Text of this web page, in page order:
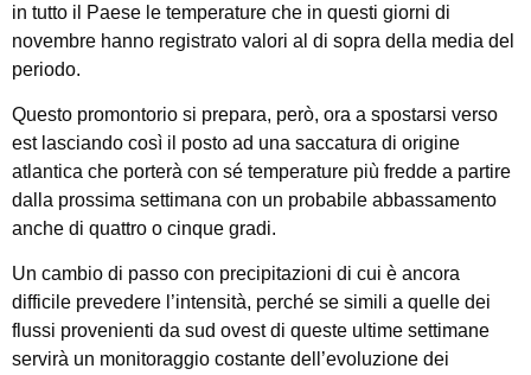
in tutto il Paese le temperature che in questi giorni di
novembre hanno registrato valori al di sopra della media del
periodo.
Questo promontorio si prepara, però, ora a spostarsi verso
est lasciando così il posto ad una saccatura di origine
atlantica che porterà con sé temperature più fredde a partire
dalla prossima settimana con un probabile abbassamento
anche di quattro o cinque gradi.
Un cambio di passo con precipitazioni di cui è ancora
difficile prevedere l’intensità, perché se simili a quelle dei
flussi provenienti da sud ovest di queste ultime settimane
servirà un monitoraggio costante dell’evoluzione dei